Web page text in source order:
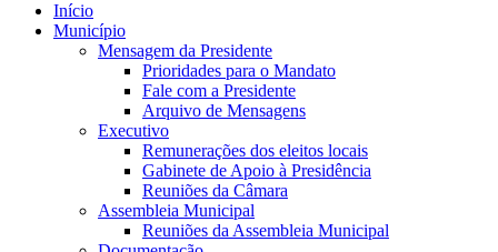
Início
Município
Mensagem da Presidente
Prioridades para o Mandato
Fale com a Presidente
Arquivo de Mensagens
Executivo
Remunerações dos eleitos locais
Gabinete de Apoio à Presidência
Reuniões da Câmara
Assembleia Municipal
Reuniões da Assembleia Municipal